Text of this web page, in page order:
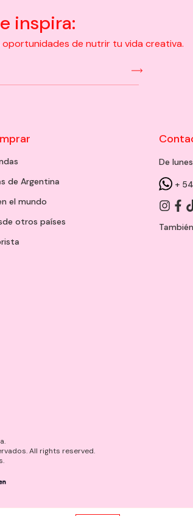
inspira:
de nutrir tu vida creativa.
de Argentina
el mundo
otros países
De
+
All rights reserved.